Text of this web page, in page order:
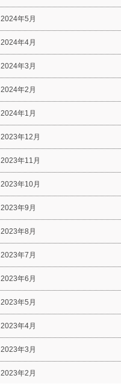
2024年5月
2024年4月
2024年3月
2024年2月
2024年1月
2023年12月
2023年11月
2023年10月
2023年9月
2023年8月
2023年7月
2023年6月
2023年5月
2023年4月
2023年3月
2023年2月